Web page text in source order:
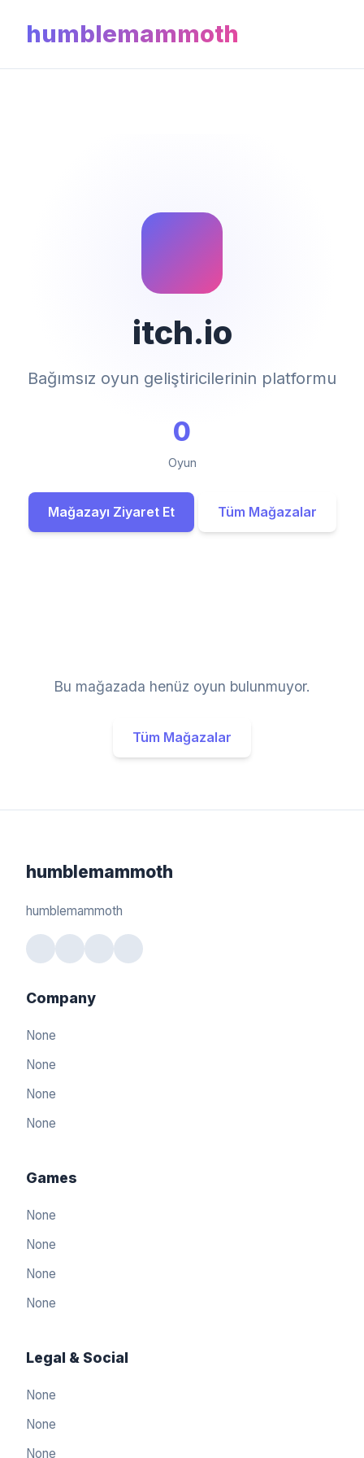
humblemammoth
itch.io
Bağımsız oyun geliştiricilerinin platformu
0
Oyun
Mağazayı Ziyaret Et Tüm Mağazalar
Bu mağazada henüz oyun bulunmuyor.
Tüm Mağazalar
humblemammoth
humblemammoth
Company
None
None
None
None
Games
None
None
None
None
Legal & Social
None
None
None